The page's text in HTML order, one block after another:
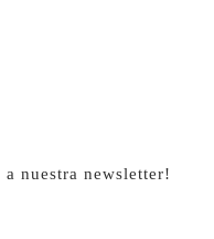
a nuestra newsletter!